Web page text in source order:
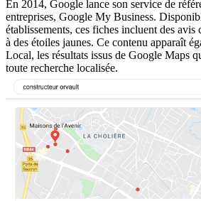
En 2014, Google lance son service de
entreprises, Google My Business.
établissements, ces fiches incluent des avis
à des étoiles jaunes. Ce contenu apparaît
Local, les résultats issus de Google Maps
toute recherche localisée.